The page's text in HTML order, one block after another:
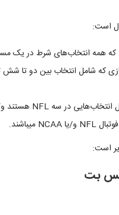
است:
است:
بت